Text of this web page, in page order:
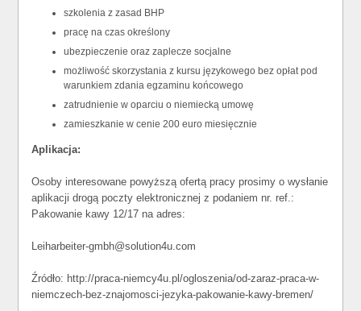
szkolenia z zasad BHP
pracę na czas określony
ubezpieczenie oraz zaplecze socjalne
możliwość skorzystania z kursu językowego bez opłat pod
warunkiem zdania egzaminu końcowego
zatrudnienie w oparciu o niemiecką umowę
zamieszkanie w cenie 200 euro miesięcznie
Aplikacja:
Osoby interesowane powyższą ofertą pracy prosimy o wysłanie
aplikacji drogą poczty elektronicznej z podaniem nr. ref.:
Pakowanie kawy 12/17 na adres:
Leiharbeiter-gmbh@solution4u.com
Źródło: http://praca-niemcy4u.pl/ogloszenia/od-zaraz-praca-w-
niemczech-bez-znajomosci-jezyka-pakowanie-kawy-bremen/